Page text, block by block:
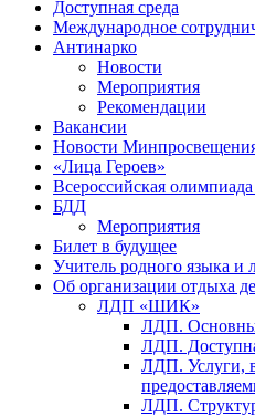
Доступная среда
Международное
Антинарко
Новости
Мероприятия
Рекомендации
Вакансии
Новости
«Лица Героев»
Всероссийская
БДД
Мероприятия
Билет в будущее
Учитель родного языка
Об организации отдыха
ЛДП «ШИК»
ЛДП.
ЛДП.
ЛДП. Услуги,
ЛДП.